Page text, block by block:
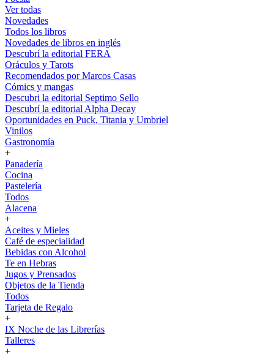
Ver todas
Novedades
Todos los libros
Novedades de libros en inglés
Descubrí la editorial FERA
Oráculos y Tarots
Recomendados por Marcos Casas
Cómics y mangas
Descubri la editorial Septimo Sello
Descubrí la editorial Alpha Decay
Oportunidades en Puck, Titania y Umbriel
Vinilos
Gastronomía
+
Panadería
Cocina
Pastelería
Todos
Alacena
+
Aceites y Mieles
Café de especialidad
Bebidas con Alcohol
Te en Hebras
Jugos y Prensados
Objetos de la Tienda
Todos
Tarjeta de Regalo
+
IX Noche de las Librerías
Talleres
+